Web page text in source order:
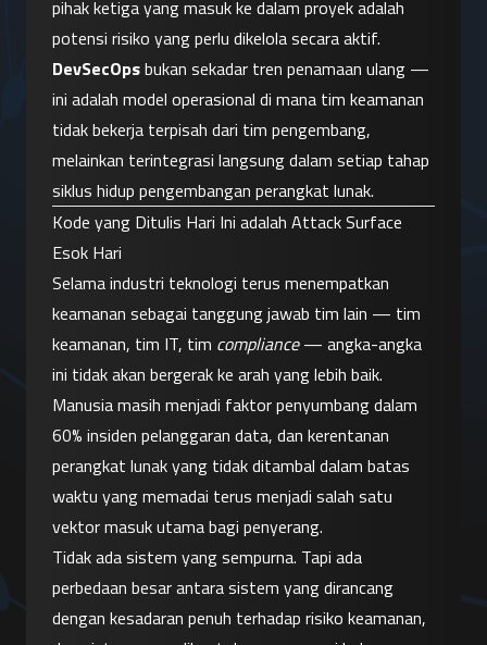
pihak ketiga yang masuk ke dalam proyek adalah
potensi risiko yang perlu dikelola secara aktif.
DevSecOps bukan sekadar tren penamaan ulang —
ini adalah model operasional di mana tim keamanan
tidak bekerja terpisah dari tim pengembang,
melainkan terintegrasi langsung dalam setiap tahap
siklus hidup pengembangan perangkat lunak.
Kode yang Ditulis Hari Ini adalah Attack Surface
Esok Hari
Selama industri teknologi terus menempatkan
keamanan sebagai tanggung jawab tim lain — tim
keamanan, tim IT, tim compliance — angka-angka
ini tidak akan bergerak ke arah yang lebih baik.
Manusia masih menjadi faktor penyumbang dalam
60% insiden pelanggaran data, dan kerentanan
perangkat lunak yang tidak ditambal dalam batas
waktu yang memadai terus menjadi salah satu
vektor masuk utama bagi penyerang.
Tidak ada sistem yang sempurna. Tapi ada
perbedaan besar antara sistem yang dirancang
dengan kesadaran penuh terhadap risiko keamanan,